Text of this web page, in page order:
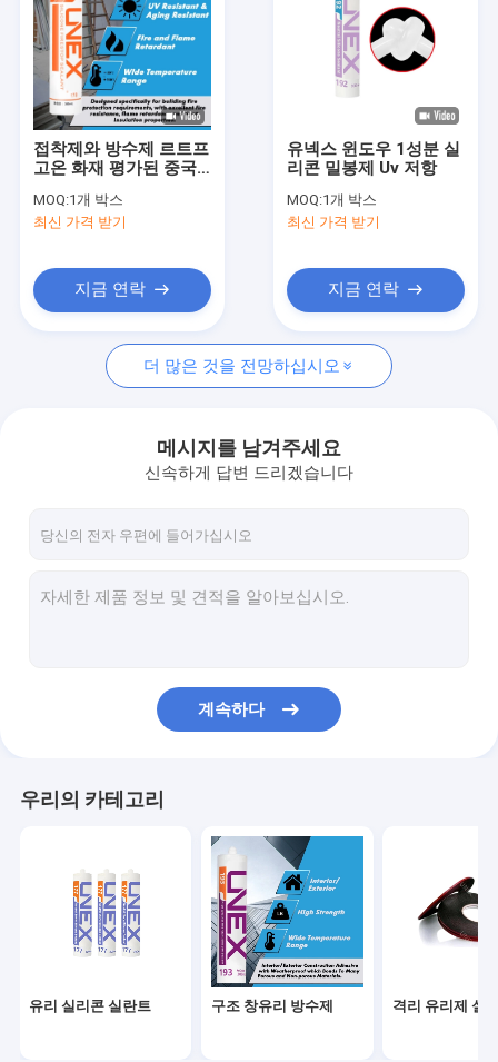
우리에 대하여
공장 여행
품질 관리
뉴스
인용문을 요구하세요
유리 실리콘 실란트
격리 유리제 실란트
알루미늄 창 이격자
글라스 하드웨어
유리 에나멜 페인트
글라스 창고 보관대
접착제와 방수제 르트프
고온 화재 평가된 중국
꽃막이 실리콘 실란트
MOQ:1개 박스
최신 가격 받기
지금 연락
유넥스 윈도우 1성분 실
리콘 밀봉제 Uv 저항
MOQ:1개 박스
최신 가격 받기
지금 연락
더 많은 것을 전망하십시오
메시지를 남겨주세요
신속하게 답변 드리겠습니다
계속하다
우리의 카테고리
유리 실리콘 실란트 구조 창유리 방수제 격리 유리제 실